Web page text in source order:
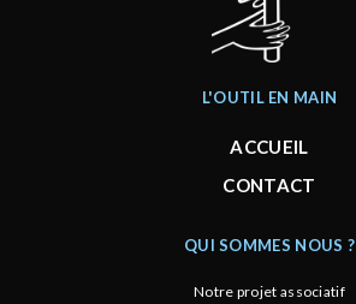
L'OUTIL EN MAIN
ACCUEIL
CONTACT
QUI SOMMES NOUS ?
Notre projet associatif